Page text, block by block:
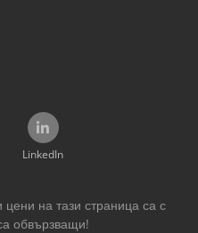
LinkedIn
на тази страница са с
обвързващи!